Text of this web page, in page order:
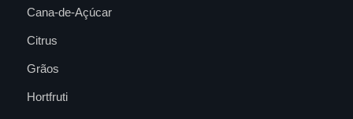
Cana-de-Açúcar
Citrus
Grãos
Hortfruti